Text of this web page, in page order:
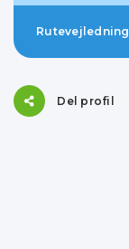
Rutevejledning
Del profil